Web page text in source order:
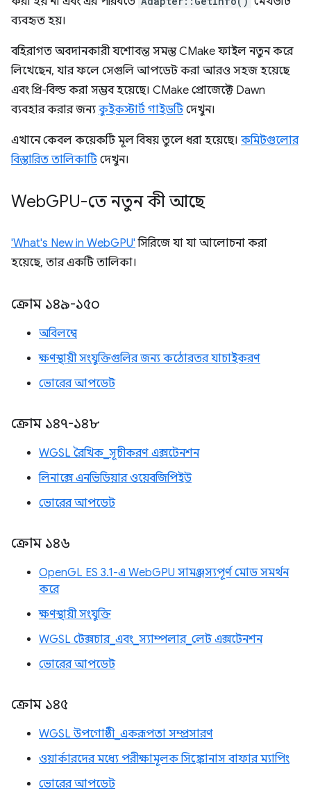
ব্যবহৃত হয়।
বহিরাগত অবদানকারী যশোবন্ত সমস্ত CMake ফাইল নতুন করে
লিখেছেন, যার ফলে সেগুলি আপডেট করা আরও সহজ হয়েছে
এবং প্রি-বিল্ড করা সম্ভব হয়েছে। CMake প্রোজেক্টে Dawn
ব্যবহার করার জন্য কুইকস্টার্ট গাইডটিদেখুন।
এখানে কেবল কয়েকটি মূল বিষয় তুলে ধরা হয়েছে। কমিটগুলোর
বিস্তারিত তালিকাটিদেখুন।
WebGPU-তে নতুন কী আছে
'What's New in WebGPU' সিরিজে যা যা আলোচনা করা
হয়েছে, তার একটি তালিকা।
ক্রোম ১৪৯-১৫০
অবিলম্বে
ক্ষণস্থায়ী সংযুক্তিগুলির জন্য কঠোরতর যাচাইকরণ
ভোরের আপডেট
ক্রোম ১৪৭-১৪৮
WGSL রৈখিক_সূচীকরণ এক্সটেনশন
লিনাক্সে এনভিডিয়ার ওয়েবজিপিইউ
ভোরের আপডেট
ক্রোম ১৪৬
OpenGL ES 3.1-এ WebGPU সামঞ্জস্যপূর্ণ মোড সমর্থন
করে
ক্ষণস্থায়ী সংযুক্তি
WGSL টেক্সচার_এবং_স্যাম্পলার_লেট এক্সটেনশন
ভোরের আপডেট
ক্রোম ১৪৫
WGSL উপগোষ্ঠী_একরূপতা সম্প্রসারণ
ওয়ার্কারদের মধ্যে পরীক্ষামূলক সিঙ্ক্রোনাস বাফার ম্যাপিং
ভোরের আপডেট